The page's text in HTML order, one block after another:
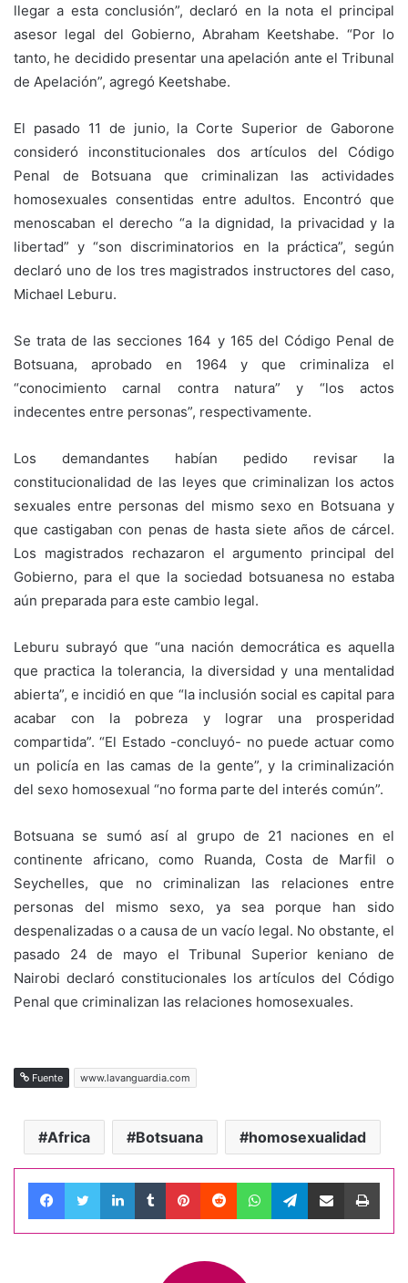
llegar a esta conclusión”, declaró en la nota el principal
asesor legal del Gobierno, Abraham Keetshabe. “Por lo
tanto, he decidido presentar una apelación ante el Tribunal
de Apelación”, agregó Keetshabe.
El pasado 11 de junio, la Corte Superior de Gaborone
consideró inconstitucionales dos artículos del Código
Penal de Botsuana que criminalizan las actividades
homosexuales consentidas entre adultos. Encontró que
menoscaban el derecho “a la dignidad, la privacidad y la
libertad” y “son discriminatorios en la práctica”, según
declaró uno de los tres magistrados instructores del caso,
Michael Leburu.
Se trata de las secciones 164 y 165 del Código Penal de
Botsuana, aprobado en 1964 y que criminaliza el
“conocimiento carnal contra natura” y “los actos
indecentes entre personas”, respectivamente.
Los demandantes habían pedido revisar la
constitucionalidad de las leyes que criminalizan los actos
sexuales entre personas del mismo sexo en Botsuana y
que castigaban con penas de hasta siete años de cárcel.
Los magistrados rechazaron el argumento principal del
Gobierno, para el que la sociedad botsuanesa no estaba
aún preparada para este cambio legal.
Leburu subrayó que “una nación democrática es aquella
que practica la tolerancia, la diversidad y una mentalidad
abierta”, e incidió en que “la inclusión social es capital para
acabar con la pobreza y lograr una prosperidad
compartida”. “El Estado -concluyó- no puede actuar como
un policía en las camas de la gente”, y la criminalización
del sexo homosexual “no forma parte del interés común”.
Botsuana se sumó así al grupo de 21 naciones en el
continente africano, como Ruanda, Costa de Marfil o
Seychelles, que no criminalizan las relaciones entre
personas del mismo sexo, ya sea porque han sido
despenalizadas o a causa de un vacío legal. No obstante, el
pasado 24 de mayo el Tribunal Superior keniano de
Nairobi declaró constitucionales los artículos del Código
Penal que criminalizan las relaciones homosexuales.
Fuente www.lavanguardia.com
Africa Botsuana homosexualidad
FacebookTwitterLinkedInTumblrPinterestRedditWhatsAppTelegramCompartir por correo electrónico